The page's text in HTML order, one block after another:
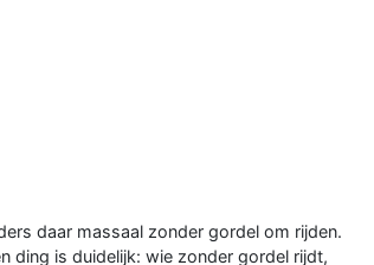
daar massaal zonder gordel om rijden.
ding is duidelijk: wie zonder gordel rijdt,